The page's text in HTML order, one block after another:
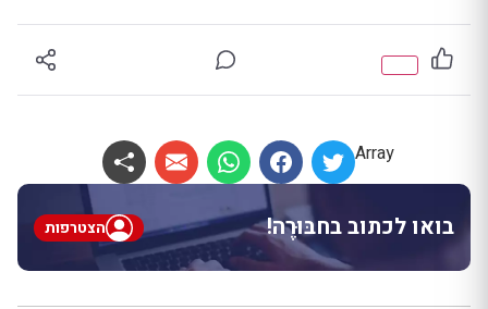
Array
בואו לכתוב בחבּוּרֶה! הצטרפות